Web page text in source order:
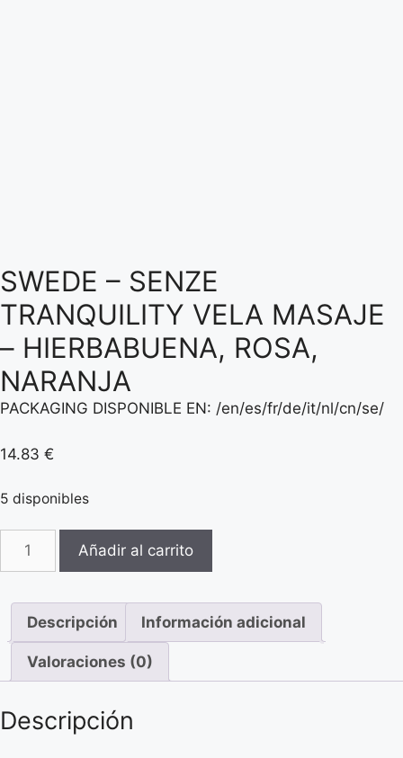
SWEDE – SENZE
TRANQUILITY VELA MASAJE
– HIERBABUENA, ROSA,
NARANJA
PACKAGING DISPONIBLE EN: /en/es/fr/de/it/nl/cn/se/
14.83 €
5 disponibles
SWEDE
TRANQUILITY
VELA
MASAJE
ROSA,
Añadir al carrito
Descripción Información adicional
Valoraciones (0)
Descripción